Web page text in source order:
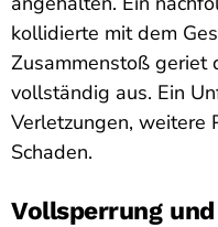
kollidierte mit dem
Zusammenstoß geriet
vollständig aus. Ein
Verletzungen, weitere
Schaden.
Vollsperrung